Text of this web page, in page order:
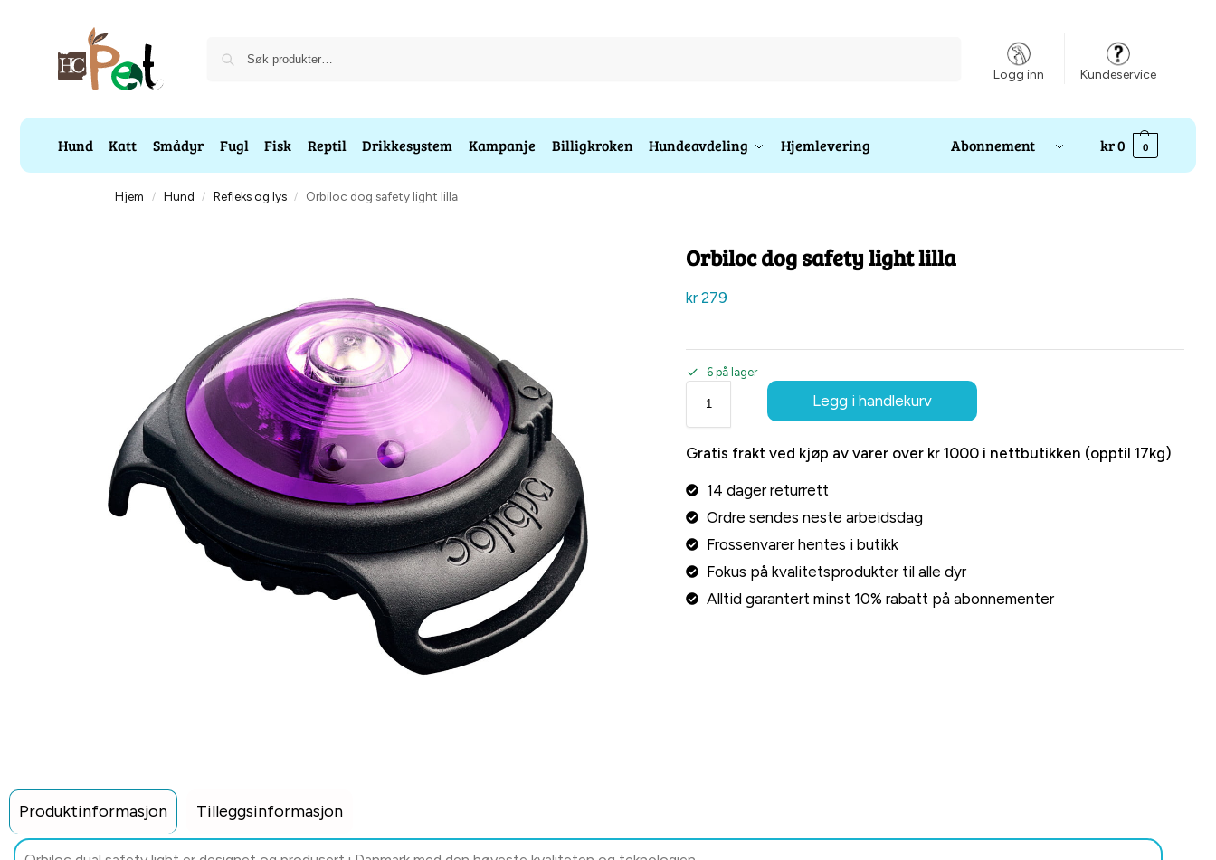
Logg inn Kundeservice
Hund Katt Smådyr Fugl Fisk Reptil Drikkesystem Kampanje Billigkroken Hundeavdeling Hjemlevering Abonnement kr0 0
Hjem / Hund / Refleks og lys / Orbiloc dog safety light lilla
Orbiloc dog safety light lilla
kr279
6 på lager
Legg i handlekurv
Gratis frakt ved kjøp av varer over kr 1000 i nettbutikken (opptil 17kg)
14 dager returrett
Ordre sendes neste arbeidsdag
Frossenvarer hentes i butikk
Fokus på kvalitetsprodukter til alle dyr
Alltid garantert minst 10% rabatt på abonnementer
Produktinformasjon Tilleggsinformasjon